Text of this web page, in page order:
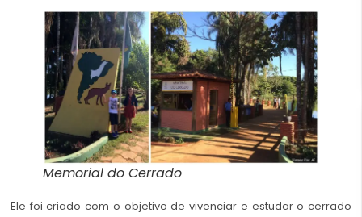
Memorial do Cerrado
Ele foi criado com o objetivo de vivenciar e estudar o cerrado